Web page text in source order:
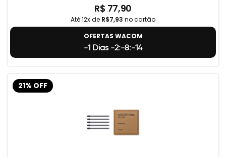
R$ 77,90
Até 12x de R$7,93 no cartão
OFERTAS WACOM
-1 Dias -2:-8:-15
21% OFF